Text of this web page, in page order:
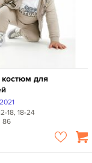
костюм для
18, 18-24
86